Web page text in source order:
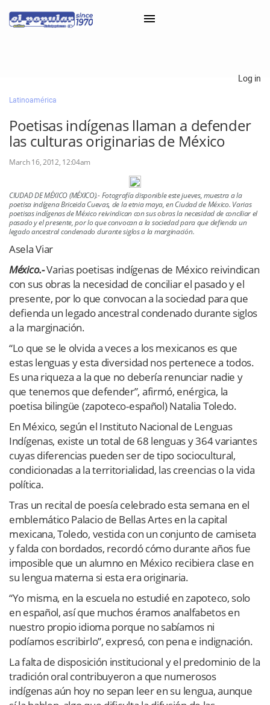
Classifieds
Categorías
Iniciar sesión con Clascal
×
Log in
Latinoamérica
Poetisas indígenas llaman a defender
las culturas originarias de México
March 16, 2012, 12:04am
CIUDAD DE MÉXICO (MÉXICO).- Fotografía disponible este jueves, muestra a la
poetisa indígena Briceida Cuevas, de la etnia maya, en Ciudad de México. Varias
poetisas indígenas de México reivindican con sus obras la necesidad de conciliar el
pasado y el presente, por lo que convocan a la sociedad para que defienda un
legado ancestral condenado durante siglos a la marginación.
Asela Viar
México.-Varias poetisas indígenas de México reivindican
con sus obras la necesidad de conciliar el pasado y el
presente, por lo que convocan a la sociedad para que
defienda un legado ancestral condenado durante siglos
a la marginación.
“Lo que se le olvida a veces a los mexicanos es que
estas lenguas y esta diversidad nos pertenece a todos.
Es una riqueza a la que no debería renunciar nadie y
que tenemos que defender”, afirmó, enérgica, la
poetisa bilingüe (zapoteco-español) Natalia Toledo.
En México, según el Instituto Nacional de Lenguas
Indígenas, existe un total de 68 lenguas y 364 variantes
cuyas diferencias pueden ser de tipo sociocultural,
condicionadas a la territorialidad, las creencias o la vida
política.
Tras un recital de poesía celebrado esta semana en el
emblemático Palacio de Bellas Artes en la capital
mexicana, Toledo, vestida con un conjunto de camiseta
y falda con bordados, recordó cómo durante años fue
imposible que un alumno en México recibiera clase en
su lengua materna si esta era originaria.
“Yo misma, en la escuela no estudié en zapoteco, solo
en español, así que muchos éramos analfabetos en
nuestro propio idioma porque no sabíamos ni
podíamos escribirlo”, expresó, con pena e indignación.
La falta de disposición institucional y el predominio de la
tradición oral contribuyeron a que numerosos
indígenas aún hoy no sepan leer en su lengua, aunque